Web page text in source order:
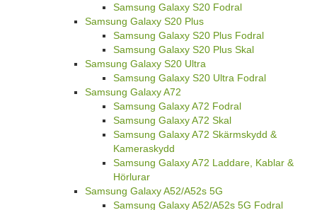
Samsung Galaxy S20 Fodral
Samsung Galaxy S20 Plus
Samsung Galaxy S20 Plus Fodral
Samsung Galaxy S20 Plus Skal
Samsung Galaxy S20 Ultra
Samsung Galaxy S20 Ultra Fodral
Samsung Galaxy A72
Samsung Galaxy A72 Fodral
Samsung Galaxy A72 Skal
Samsung Galaxy A72 Skärmskydd &
Kameraskydd
Samsung Galaxy A72 Laddare, Kablar &
Hörlurar
Samsung Galaxy A52/A52s 5G
Samsung Galaxy A52/A52s 5G Fodral